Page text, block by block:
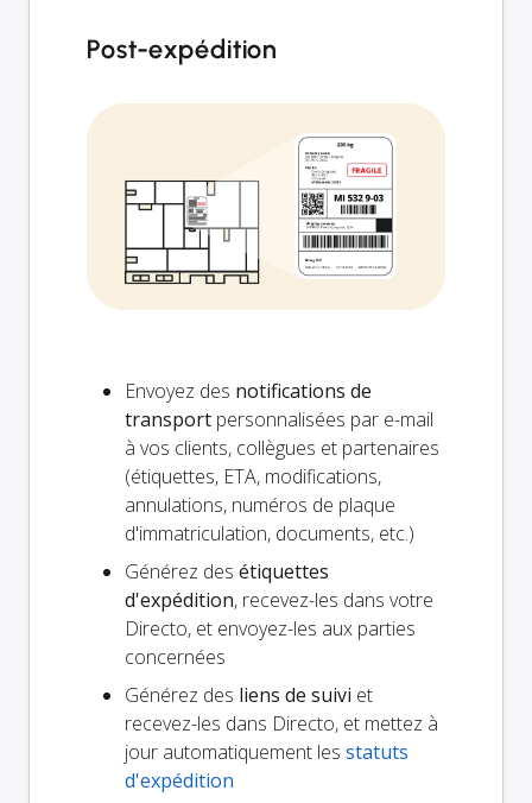
Post-expédition
Envoyez des notifications de
transport personnalisées par e-mail
à vos clients, collègues et partenaires
(étiquettes, ETA, modifications,
annulations, numéros de plaque
d'immatriculation, documents, etc.)
Générez des étiquettes
d'expédition, recevez-les dans votre
Directo, et envoyez-les aux parties
concernées
Générez des liens de suivi et
recevez-les dans Directo, et mettez à
jour automatiquement les statuts
d'expédition